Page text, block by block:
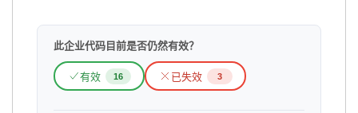
此企业代码目前是否仍然有效？
有效 16 已失效 3